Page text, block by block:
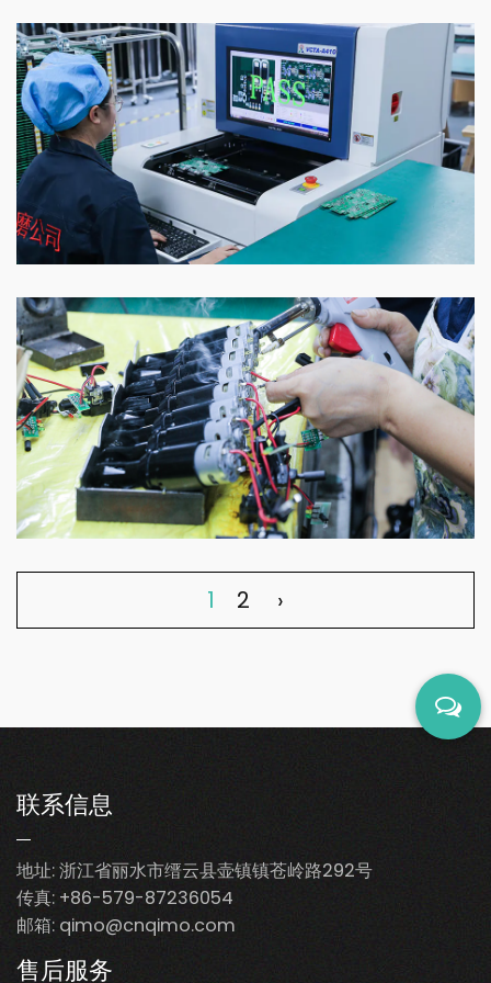
1 2 ›
联系信息
地址: 浙江省丽水市缙云县壶镇镇苍岭路292号
传真: +86-579-87236054
邮箱: qimo@cnqimo.com
售后服务